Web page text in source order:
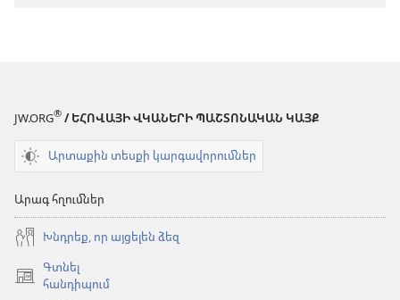
JW.ORG® / ԵՀՈՎԱՅԻ ՎԿԱՆԵՐԻ ՊԱՇՏՈՆԱԿԱՆ ԿԱՅՔ
Արտաքին տեսքի կարգավորումներ
Արագ հղումներ
Խնդրեք, որ այցելեն ձեզ
Գտնել
հանդիպում
(բացվում